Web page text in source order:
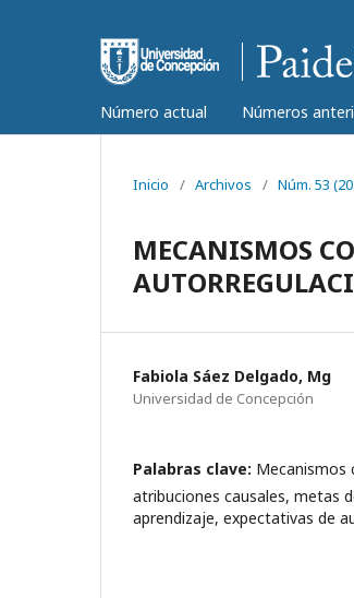
Número actual Números
Inicio / Archivos / Núm. 53
MECANISMOS
Fabiola Sáez Delgado, Mg
Universidad de Concepción
Palabras clave: Mecanismos
atribuciones causales, metas
aprendizaje, expectativas de